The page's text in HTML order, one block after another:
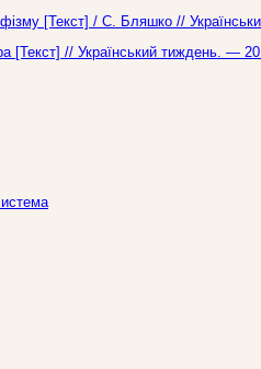
[Текст] / С. Бляшко //
[Текст] // Український тиждень.